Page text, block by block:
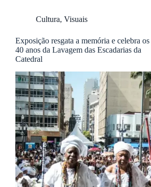
Cultura, Visuais
Exposição resgata a memória e celebra os
40 anos da Lavagem das Escadarias da
Catedral